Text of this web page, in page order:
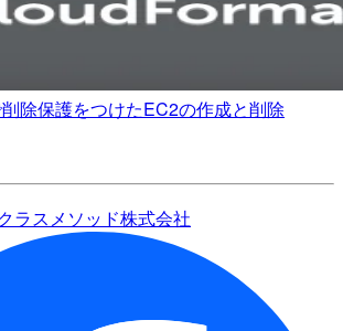
除保護をつけたEC2の作成と削除
クラスメソッド株式会社